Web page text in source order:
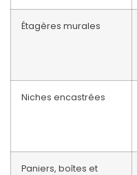
Étagères murales
Niches encastrées
Paniers, boîtes et